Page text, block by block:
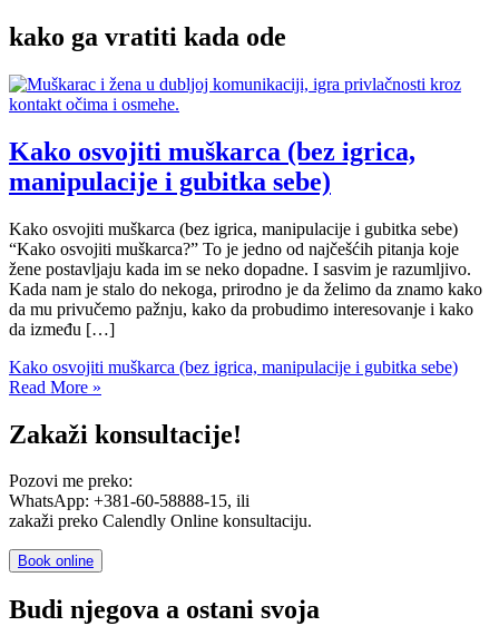
kako ga vratiti kada ode
Kako osvojiti muškarca (bez igrica,
manipulacije i gubitka sebe)
Kako osvojiti muškarca (bez igrica, manipulacije i gubitka sebe)
“Kako osvojiti muškarca?” To je jedno od najčešćih pitanja koje
žene postavljaju kada im se neko dopadne. I sasvim je razumljivo.
Kada nam je stalo do nekoga, prirodno je da želimo da znamo kako
da mu privučemo pažnju, kako da probudimo interesovanje i kako
da između […]
Kako osvojiti muškarca (bez igrica, manipulacije i gubitka sebe)
Read More »
Zakaži konsultacije!
Pozovi me preko:
WhatsApp: +381-60-58888-15, ili
zakaži preko Calendly Online konsultaciju.
Book online
Budi njegova a ostani svoja